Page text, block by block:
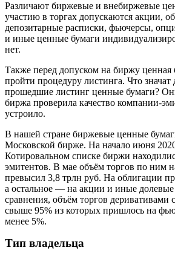
Различают биржевые и внебиржевые
участию в торгах допускаются акции,
депозитарные расписки, фьючерсы,
и иные ценные бумаги
нет.
Также перед допуском на биржу ценная
пройти процедуру листинга. Что значат
прошедшие листинг ценные бумаги?
биржа проверила качество компании-
устроило.
В нашей стране биржевые ценные
Московской бирже. На начало июня
Котировальном списке биржи
эмитентов. В мае объём торгов по ним
превысил 3,8 трлн руб. На облигации
а остальное — на акции и иные
сравнения, объём торгов деривативами
свыше 95% из которых пришлось на
менее 5%.
Тип владельца